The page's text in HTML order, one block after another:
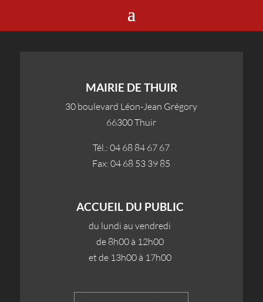
MAIRIE DE THUIR
30 boulevard Léon-Jean Grégory
66300 Thuir
Tél.: 04 68 84 67 67
Fax: 04 68 53 39 85
ACCUEIL DU PUBLIC
du lundi au vendredi
de 8h00 à 12h00
et de 13h00 à 17h00